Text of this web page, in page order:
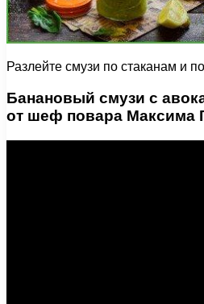
Разлейте смузи по стаканам и
Банановый смузи с
от шеф повара Максима